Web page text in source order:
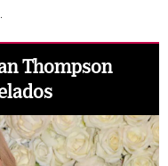
Thompson